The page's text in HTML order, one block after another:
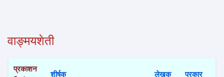
वाङ्मयशेती
प्रकाशन
शीर्षक लेखक प्रकार